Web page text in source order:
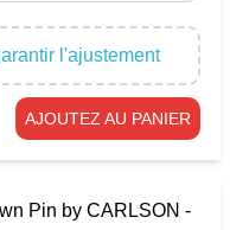
l'ajustement
AJOUTEZ AU PANIER
Pin by CARLSON -